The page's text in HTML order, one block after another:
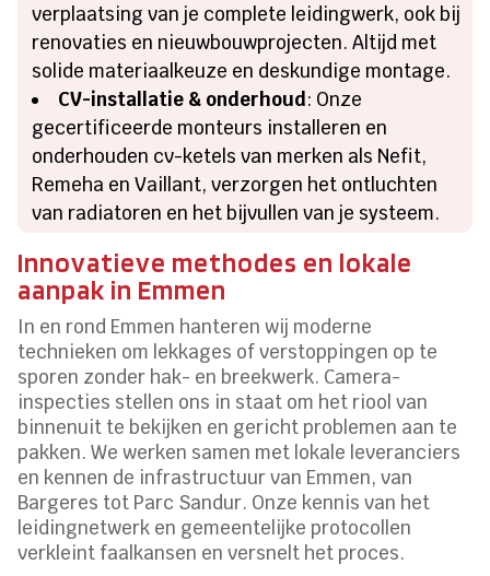
verplaatsing van je complete leidingwerk, ook bij
renovaties en nieuwbouwprojecten. Altijd met
solide materiaalkeuze en deskundige montage.
CV-installatie & onderhoud: Onze
gecertificeerde monteurs installeren en
onderhouden cv-ketels van merken als Nefit,
Remeha en Vaillant, verzorgen het ontluchten
van radiatoren en het bijvullen van je systeem.
Innovatieve methodes en lokale
aanpak in Emmen
In en rond Emmen hanteren wij moderne
technieken om lekkages of verstoppingen op te
sporen zonder hak- en breekwerk. Camera-
inspecties stellen ons in staat om het riool van
binnenuit te bekijken en gericht problemen aan te
pakken. We werken samen met lokale leveranciers
en kennen de infrastructuur van Emmen, van
Bargeres tot Parc Sandur. Onze kennis van het
leidingnetwerk en gemeentelijke protocollen
verkleint faalkansen en versnelt het proces.